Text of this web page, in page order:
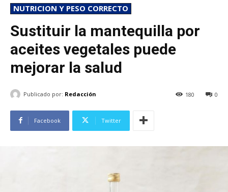
NUTRICION Y PESO CORRECTO
Sustituir la mantequilla por
aceites vegetales puede
mejorar la salud
Publicado por: Redacción 0
180
Facebook Twitter